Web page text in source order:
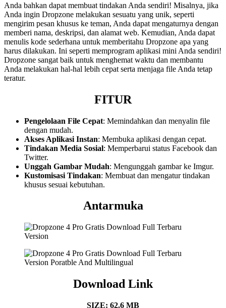
Anda bahkan dapat membuat tindakan Anda sendiri! Misalnya, jika
Anda ingin Dropzone melakukan sesuatu yang unik, seperti
mengirim pesan khusus ke teman, Anda dapat mengaturnya dengan
memberi nama, deskripsi, dan alamat web. Kemudian, Anda dapat
menulis kode sederhana untuk memberitahu Dropzone apa yang
harus dilakukan. Ini seperti memprogram aplikasi mini Anda sendiri!
Dropzone sangat baik untuk menghemat waktu dan membantu
Anda melakukan hal-hal lebih cepat serta menjaga file Anda tetap
teratur.
FITUR
Pengelolaan File Cepat: Memindahkan dan menyalin file
dengan mudah.
Akses Aplikasi Instan: Membuka aplikasi dengan cepat.
Tindakan Media Sosial: Memperbarui status Facebook dan
Twitter.
Unggah Gambar Mudah: Mengunggah gambar ke Imgur.
Kustomisasi Tindakan: Membuat dan mengatur tindakan
khusus sesuai kebutuhan.
Antarmuka
Download Link
SIZE: 62.6 MB